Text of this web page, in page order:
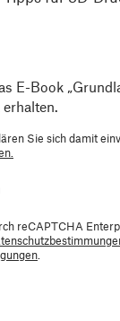
E-Book
Sie sich damit
reCAPTCHA
.